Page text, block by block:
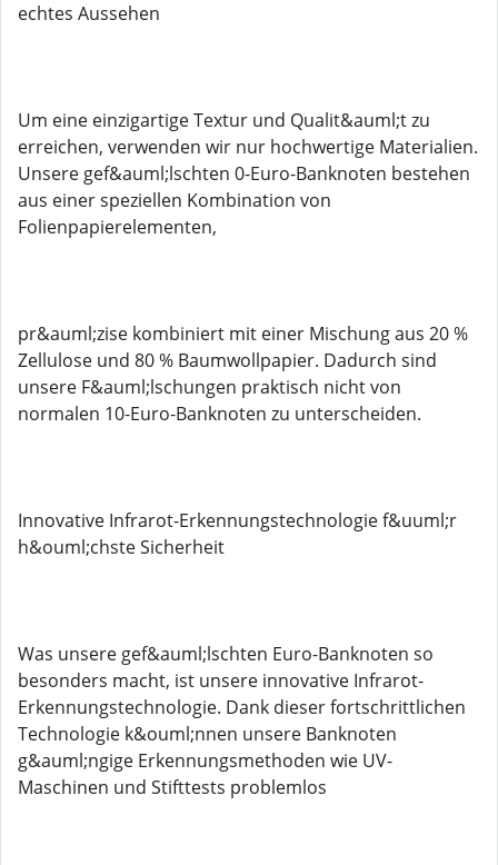
echtes Aussehen
Um eine einzigartige Textur und Qualit&auml;t zu
erreichen, verwenden wir nur hochwertige Materialien.
Unsere gef&auml;lschten 0-Euro-Banknoten bestehen
aus einer speziellen Kombination von
Folienpapierelementen,
pr&auml;zise kombiniert mit einer Mischung aus 20 %
Zellulose und 80 % Baumwollpapier. Dadurch sind
unsere F&auml;lschungen praktisch nicht von
normalen 10-Euro-Banknoten zu unterscheiden.
Innovative Infrarot-Erkennungstechnologie f&uuml;r
h&ouml;chste Sicherheit
Was unsere gef&auml;lschten Euro-Banknoten so
besonders macht, ist unsere innovative Infrarot-
Erkennungstechnologie. Dank dieser fortschrittlichen
Technologie k&ouml;nnen unsere Banknoten
g&auml;ngige Erkennungsmethoden wie UV-
Maschinen und Stifttests problemlos